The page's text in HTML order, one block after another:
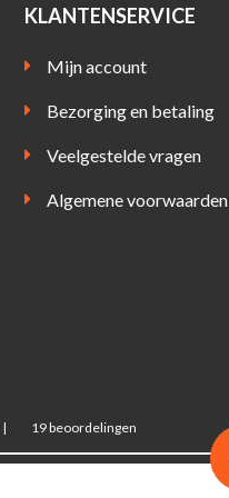
KLANTENSERVICE
Mijn account
Bezorging en betaling
Veelgestelde vragen
Algemene voorwaarden
| 19beoordelingen